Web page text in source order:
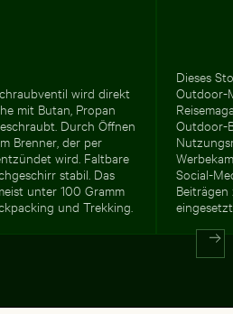
wird direkt
mit Butan, Propan
Durch Öffnen
Brenner, der per
wird. Faltbare
stabil. Das
unter 100 Gramm
und Trekking.
Dieses
Outdoor-
Outdoor-
Social-